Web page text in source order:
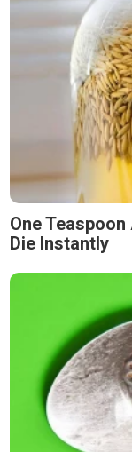
One
Die Instantly